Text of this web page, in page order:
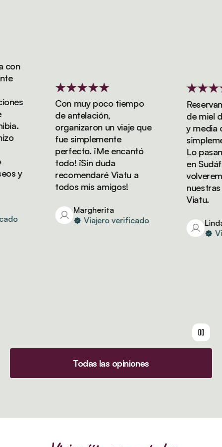
y
Con muy poco tiempo
de antelación,
organizaron un viaje que
fue simplemente
perfecto. ¡Me encantó
todo! ¡Sin duda
recomendaré Viatu a
todos mis amigos!
Margherita
Viajero verificado
de miel de
y media
Lo
en
nuestras
Viatu.
Linda
Todas las opiniones